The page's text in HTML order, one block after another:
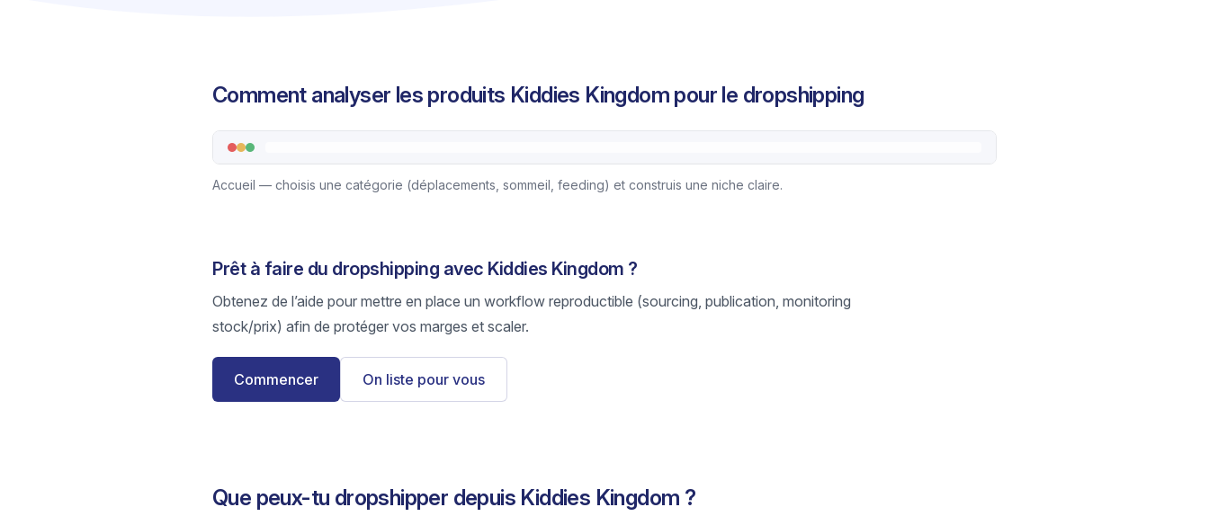
Comment analyser les produits Kiddies Kingdom pour le dropshipping
Accueil — choisis une catégorie (déplacements, sommeil, feeding) et construis une niche claire.
Prêt à faire du dropshipping avec Kiddies Kingdom ?
Obtenez de l’aide pour mettre en place un workflow reproductible (sourcing, publication, monitoring
stock/prix) afin de protéger vos marges et scaler.
Commencer On liste pour vous
Que peux-tu dropshipper depuis Kiddies Kingdom ?